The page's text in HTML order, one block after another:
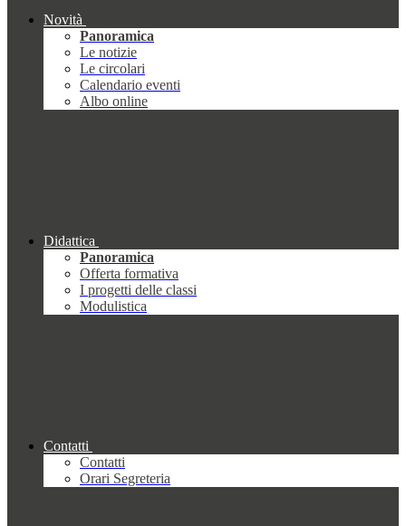
Novità
Panoramica
Le notizie
Le circolari
Calendario eventi
Albo online
Didattica
Panoramica
Offerta formativa
I progetti delle classi
Modulistica
Contatti
Contatti
Orari Segreteria